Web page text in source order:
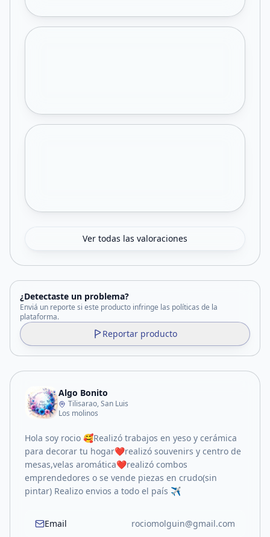
Ver todas las valoraciones
¿Detectaste un problema?
Enviá un reporte si este producto infringe las políticas de la
plataforma.
Reportar producto
Algo Bonito
Tilisarao, San Luis
Los molinos
Hola soy rocio 🥰Realizó trabajos en yeso y cerámica
para decorar tu hogar❤️realizó souvenirs y centro de
mesas,velas aromática❤️realizó combos
emprendedores o se vende piezas en crudo(sin
pintar) Realizo envios a todo el país ✈️
Email rociomolguin@gmail.com